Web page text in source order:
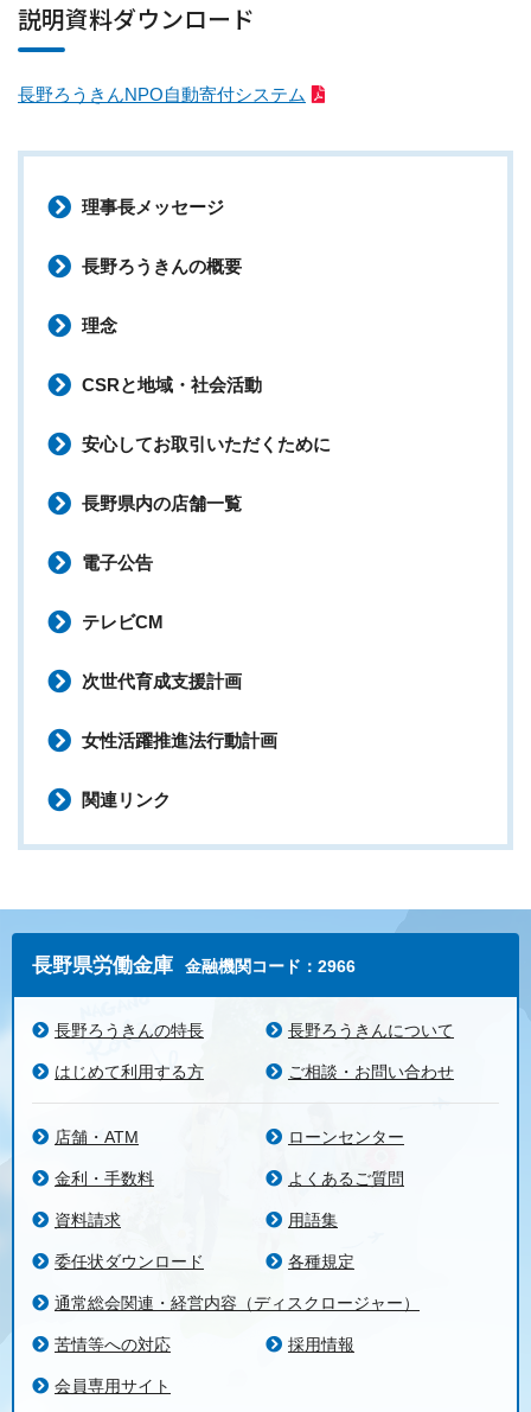
説明資料ダウンロード
長野ろうきんNPO自動寄付システム
理事長メッセージ
長野ろうきんの概要
理念
CSRと地域・社会活動
安心してお取引いただくために
長野県内の店舗一覧
電子公告
テレビCM
次世代育成支援計画
女性活躍推進法行動計画
関連リンク
長野県労働金庫 金融機関コード：2966
長野ろうきんの特長 長野ろうきんについて
はじめて利用する方 ご相談・お問い合わせ
店舗・ATM ローンセンター
金利・手数料 よくあるご質問
資料請求 用語集
委任状ダウンロード 各種規定
通常総会関連・経営内容（ディスクロージャー）
苦情等への対応 採用情報
会員専用サイト